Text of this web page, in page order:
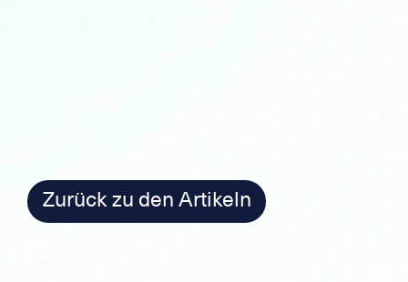
Zurück zu den Artikeln